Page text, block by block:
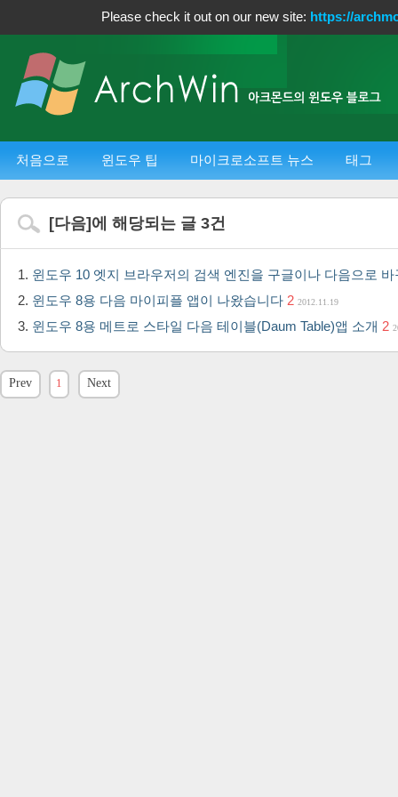
Please check it out on our new site: https://
처음으로 윈도우 팁 마이크로소프트 뉴스 태그
[다음]에 해당되는 글 3건
윈도우 10 엣지 브라우저의 검색 엔진을 구글이나 다음으로
윈도우 8용 다음 마이피플 앱이 나왔습니다 2 2012.11.19
윈도우 8용 메트로 스타일 다음 테이블(Daum Table)앱 소개 2
Prev 1 Next